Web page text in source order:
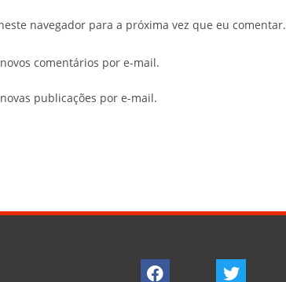
navegador para a próxima vez que eu comentar.
comentários por e-mail.
publicações por e-mail.